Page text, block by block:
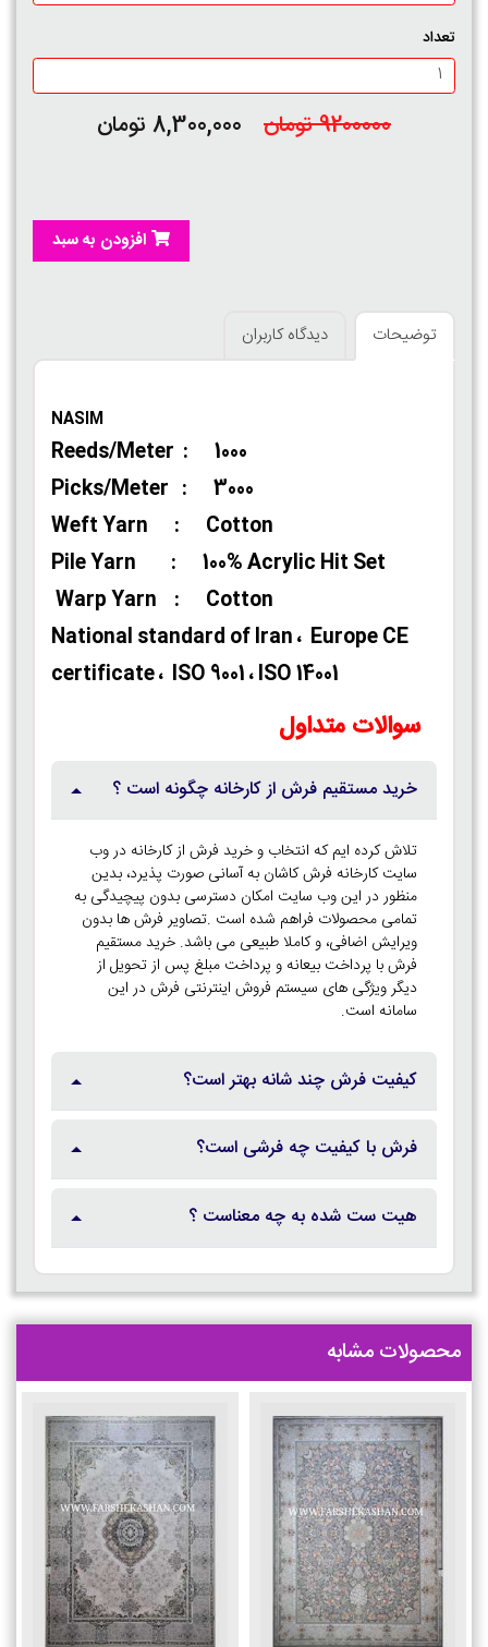
تعداد
9200000 تومان 8,300,000 تومان
افزودن به سبد
توضیحات دیدگاه کاربران
NASIM
Reeds/Meter : 1000
Picks/Meter : 3000
Weft Yarn : Cotton
Pile Yarn : 100% Acrylic Hit Set
Warp Yarn : Cotton
National standard of Iran ، Europe CE
certificate ، ISO 9001 ، ISO 14001
سوالات متداول
خرید مستقیم فرش از کارخانه چگونه است ؟
تلاش کرده ایم که انتخاب و خرید فرش از کارخانه در وب
سایت کارخانه فرش کاشان به آسانی صورت پذیرد، بدین
منظور در این وب سایت امکان دسترسی بدون پیچیدگی به
تمامی محصولات فراهم شده است .تصاویر فرش ها بدون
ویرایش اضافی، و کاملا طبیعی می باشد. خرید مستقیم
فرش با پرداخت بیعانه و پرداخت مبلغ پس از تحویل از
دیگر ویژگی های سیستم فروش اینترنتی فرش در این
سامانه است.
کیفیت فرش چند شانه بهتر است؟
فرش با کیفیت چه فرشی است؟
هیت ست شده به چه معناست ؟
محصولات مشابه